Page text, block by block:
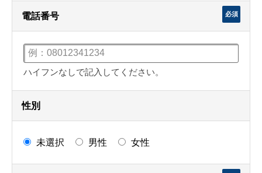
電話番号 必須
ハイフンなしで記入してください。
性別
未選択 男性 女性